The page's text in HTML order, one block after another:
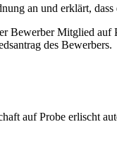
an und erklärt,
Bewerber Mitglied auf
des Bewerbers.
auf Probe erlischt